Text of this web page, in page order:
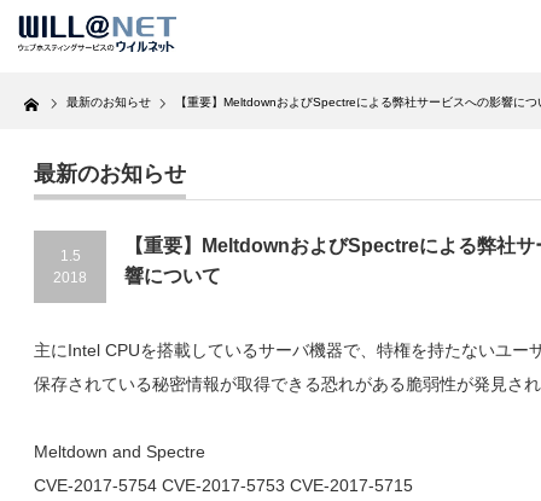
Home 最新のお知らせ 【重要】MeltdownおよびSpectreによる弊社サービスへの影響につ
最新のお知らせ
1.5
2018
【重要】MeltdownおよびSpectreによる弊社サ
響について
主にIntel CPUを搭載しているサーバ機器で、特権を持たないユー
保存されている秘密情報が取得できる恐れがある脆弱性が発見さ
Meltdown and Spectre
CVE-2017-5754 CVE-2017-5753 CVE-2017-5715